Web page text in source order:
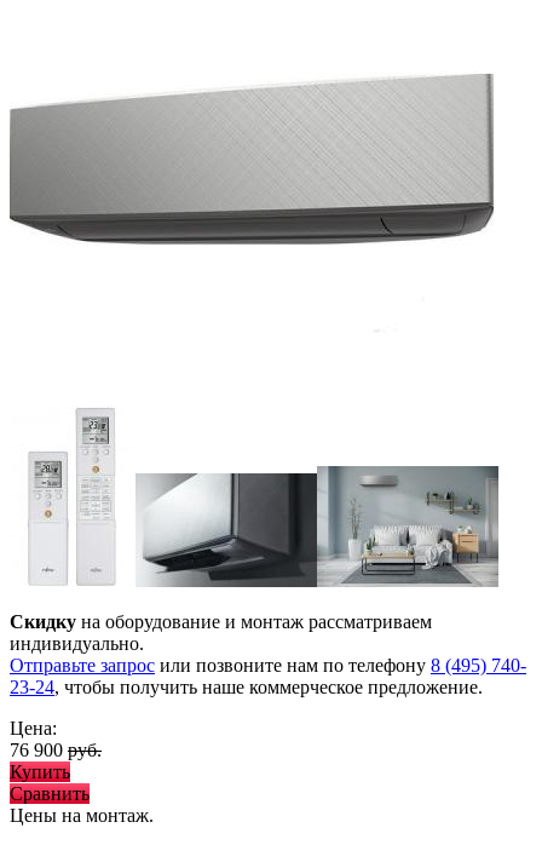
Скидку на оборудование и монтаж рассматриваем
индивидуально.
Отправьте запрос или позвоните нам по телефону 8 (495) 740-
23-24, чтобы получить наше коммерческое предложение.
Цена:
76 900 руб.
Купить
Сравнить
Цены на монтаж.